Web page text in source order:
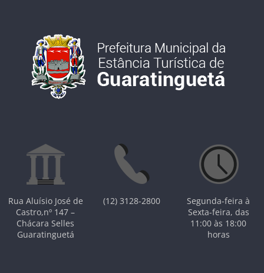
Rua Aluísio José de
Castro,nº 147 –
Chácara Selles
Guaratinguetá
(12) 3128-2800
Segunda-feira à
Sexta-feira, das
11:00 às 18:00
horas